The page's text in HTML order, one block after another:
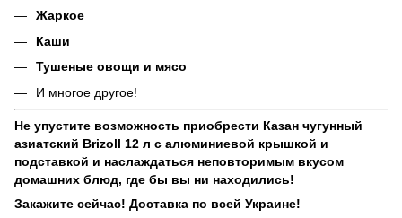
Жаркое
Каши
Тушеные овощи и мясо
И многое другое!
Не упустите возможность приобрести Казан чугунный
азиатский Brizoll 12 л с алюминиевой крышкой и
подставкой и наслаждаться неповторимым вкусом
домашних блюд, где бы вы ни находились!
Закажите сейчас! Доставка по всей Украине!